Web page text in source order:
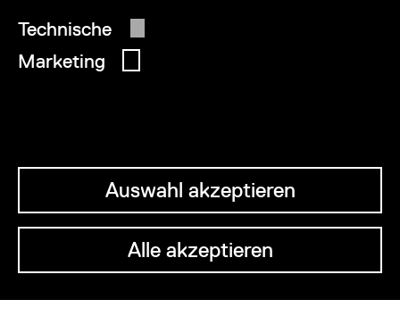
Technische
Marketing
Auswahl akzeptieren
Alle akzeptieren